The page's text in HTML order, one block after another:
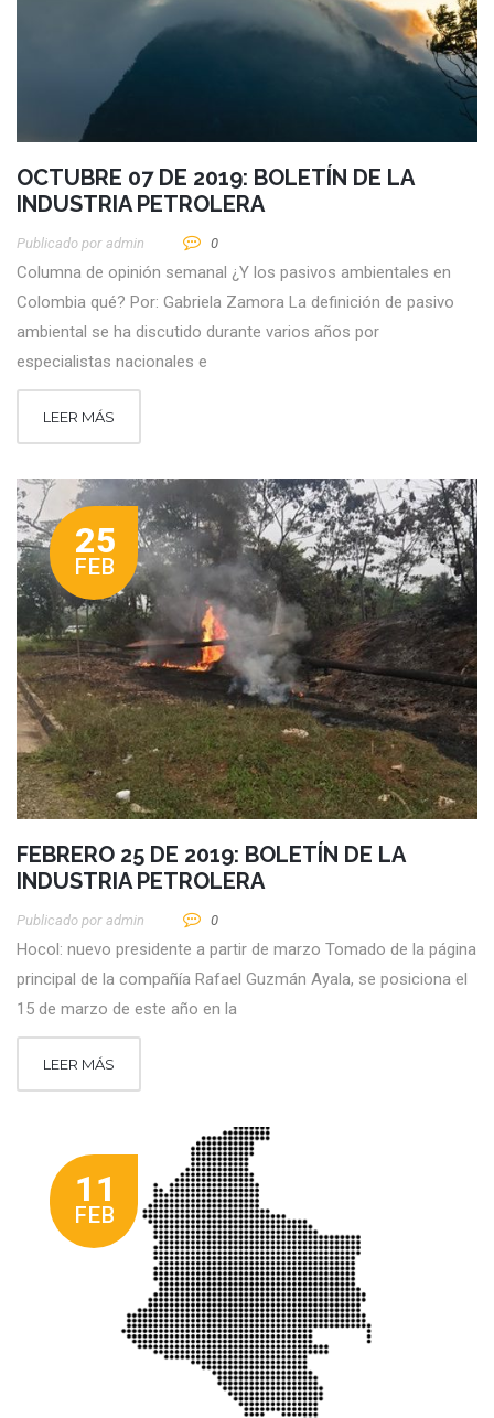
OCTUBRE 07 DE 2019: BOLETÍN DE LA
INDUSTRIA PETROLERA
Publicado por Admin 0
Columna de opinión semanal ¿Y los pasivos ambientales en
Colombia qué? Por: Gabriela Zamora La definición de pasivo
ambiental se ha discutido durante varios años por
especialistas nacionales e
LEER MÁS
25
FEB
FEBRERO 25 DE 2019: BOLETÍN DE LA
INDUSTRIA PETROLERA
Publicado por Admin 0
Hocol: nuevo presidente a partir de marzo Tomado de la página
principal de la compañía Rafael Guzmán Ayala, se posiciona el
15 de marzo de este año en la
LEER MÁS
11
FEB